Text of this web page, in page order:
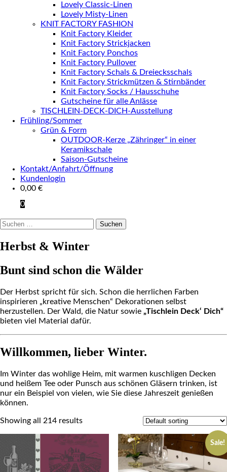
Lovely Classic-Linen
Lovely Misty-Linen
KNIT FACTORY FASHION
Knit Factory Kleider
Knit Factory Strickjacken
Knit Factory Ponchos
Knit Factory Pullover
Knit Factory Schals & Dreiecksschals
Knit Factory Strickmützen & Stirnbänder
Knit Factory Socks / Hausschuhe
Gutscheine für alle Anlässe
TISCHLEIN-DECK-DICH-Ausstellung
Frühling/Sommer
Grün & Form
OUTDOOR-Kerze „Zähringer“ in einer
Keramikschale
Saison-Gutscheine
Kontakt/Anfahrt/Öffnung
Kundenlogin
0,00 €
0
Suchen
Herbst & Winter
Bunt sind schon die Wälder
Der Herbst spricht für sich. Schon die herrlichen Farben
inspirieren „kreative Menschen“ Dekorationen selbst
herzustellen. Der Wald, die Natur sowie „Tischlein Deck‘ Dich“
bieten viel Material dafür.
Willkommen, lieber Winter.
Im Winter das wohlige Heim, mit warmen kuschligen Decken
und heißem Tee oder Punsch aus schönen Gläsern trinken, ist
nur ein Beispiel von vielen, wie Sie diese Jahreszeit genießen
können.
Showing all 214 results
Sale!